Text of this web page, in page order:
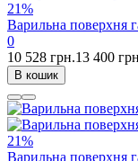
21%
Варильна поверхня
0
10 528 грн.13 400
В кошик
21%
Варильна поверхня